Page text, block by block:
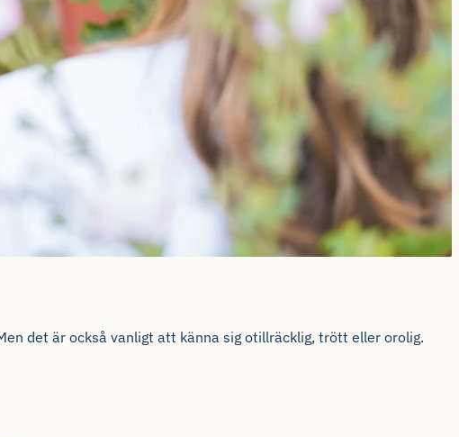
det är också vanligt att känna sig otillräcklig, trött eller orolig.